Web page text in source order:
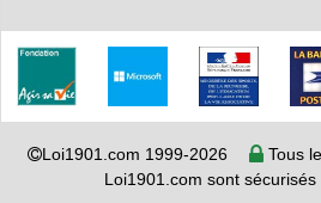
Loi1901.com 1999-2026
Tous
Loi1901.com sont sécurisés